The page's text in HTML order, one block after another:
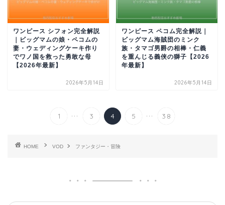
ワンピース シフォン完全解説
｜ビッグマムの娘・ペコムの
妻・ウェディングケーキ作り
でワノ国を救った勇敢な母
【2026年最新】
2026年5月14日
ワンピース ペコム完全解説｜
ビッグマム海賊団のミンク
族・タマゴ男爵の相棒・仁義
を重んじる義侠の獅子【2026
年最新】
2026年5月14日
1 ... 3 4 5 ... 38
HOME VOD ファンタジー・冒険